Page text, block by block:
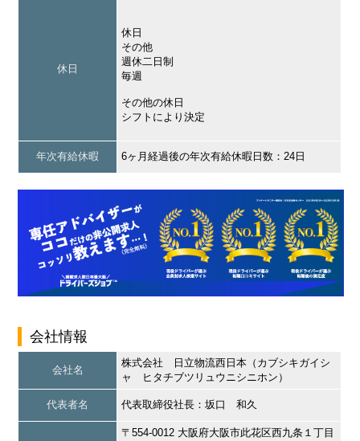
休日
休日
その他
週休二日制
毎週
その他の休日
シフトにより決定
年次有給休暇 6ヶ月経過後の年次有給休暇日数：24日
会社情報
会社名
株式会社 日立物流西日本（カブシキガイシ
ャ ヒタチブツリュウニシニホン）
代表者名 代表取締役社長：坂口 和久
〒554-0012 大阪府大阪市此花区西九条１丁目